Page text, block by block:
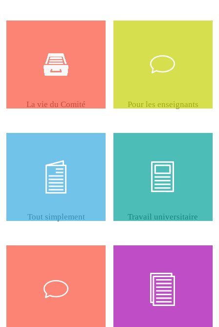
La vie du Comité Pour les enseignants
Tout simplement Travail universitaire